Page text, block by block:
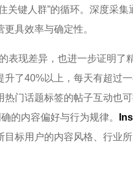
关键人群”的循环。深度采
具效率与确定性。
表现差异，也进一步证明
升了40%以上，每天有超过
热门话题标签的帖子互动也
的内容偏好与行为规律。
目标用户的内容风格、行业